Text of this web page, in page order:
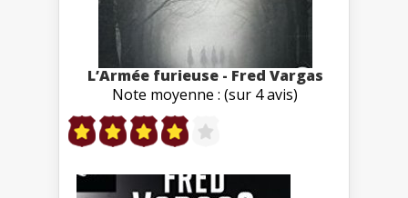
L’Armée furieuse - Fred Vargas
Note moyenne : (sur 4 avis)